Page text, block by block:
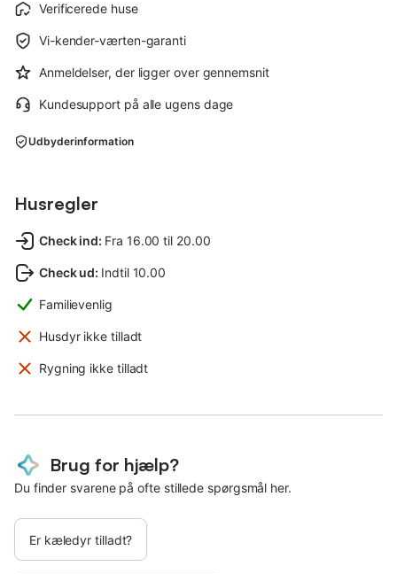
Verificerede huse
Vi-kender-værten-garanti
Anmeldelser, der ligger over gennemsnit
Kundesupport på alle ugens dage
Udbyderinformation
Husregler
Check ind: Fra 16.00 til 20.00
Check ud: Indtil 10.00
Familievenlig
Husdyr ikke tilladt
Rygning ikke tilladt
Brug for hjælp?
Du finder svarene på ofte stillede spørgsmål her.
Er kæledyr tilladt?